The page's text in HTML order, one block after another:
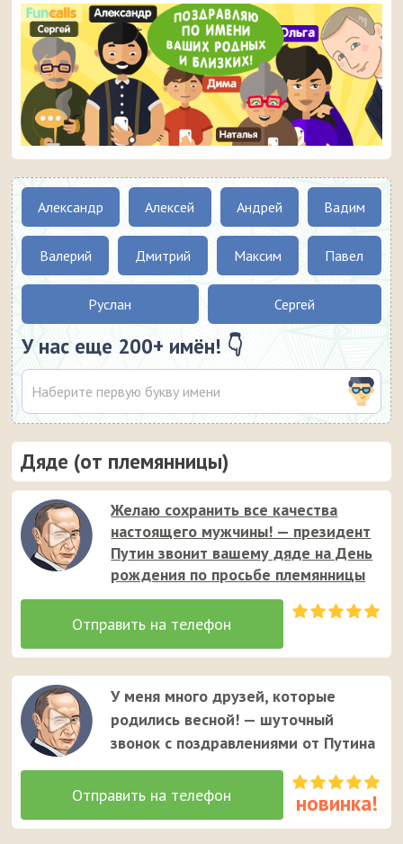
Александр Алексей Андрей Вадим
Валерий Дмитрий Максим Павел
Руслан Сергей
У нас еще 200+ имён! 👇
Дяде (от племянницы)
Желаю сохранить все качества
настоящего мужчины! — президент
Путин звонит вашему дяде на День
рождения по просьбе племянницы
У меня много друзей, которые
родились весной! — шуточный
звонок с поздравлениями от Путина